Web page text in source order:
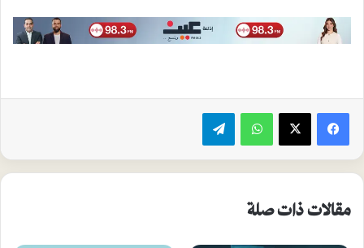
واتسابتيلقرام
مقالات ذات صلة